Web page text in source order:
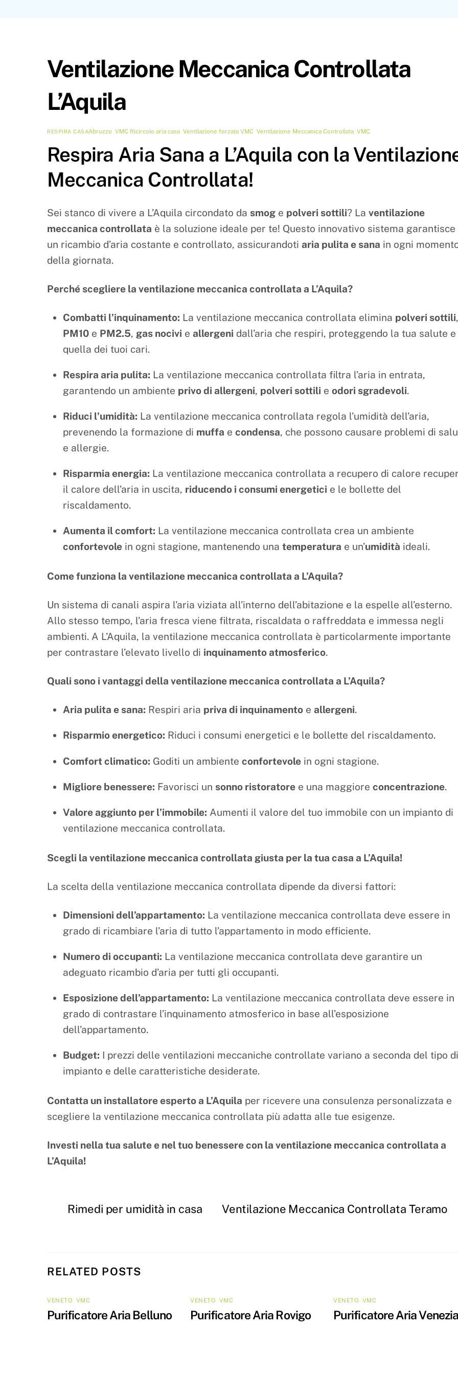
Ventilazione Meccanica Controllata
L’Aquila
RESPIRA CASAAbruzzo ,VMC Ricircolo aria casa ,Ventilazione forzata VMC ,Ventilazione Meccanica Controllata ,VMC
Respira Aria Sana a L’Aquila con la
Meccanica Controllata!
Sei stanco di vivere a L’Aquila circondato da smog e polveri sottili? La ventilazione
meccanica controllata è la soluzione ideale per te! Questo innovativo sistema garantisce
un ricambio d’aria costante e controllato, assicurandoti aria pulita e sana in ogni
della giornata.
Perché scegliere la ventilazione meccanica controllata a L’Aquila?
Combatti l’inquinamento: La ventilazione meccanica controllata elimina polveri sottili,
PM10e PM2.5, gas nocivi e allergeni dall’aria che respiri, proteggendo la tua salute e
quella dei tuoi cari.
Respira aria pulita: La ventilazione meccanica controllata filtra l’aria in entrata,
garantendo un ambiente privo di allergeni, polveri sottili e odori sgradevoli.
Riduci l’umidità: La ventilazione meccanica controllata regola l’umidità dell’aria,
prevenendo la formazione di muffa e condensa, che possono causare problemi di
e allergie.
Risparmia energia: La ventilazione meccanica controllata a recupero di calore
il calore dell’aria in uscita, riducendo i consumi energetici e le bollette del
riscaldamento.
Aumenta il comfort: La ventilazione meccanica controllata crea un ambiente
confortevolein ogni stagione, mantenendo una temperatura e un’umidità ideali.
Come funziona la ventilazione meccanica controllata a L’Aquila?
Un sistema di canali aspira l’aria viziata all’interno dell’abitazione e la espelle all’esterno.
Allo stesso tempo, l’aria fresca viene filtrata, riscaldata o raffreddata e immessa negli
ambienti. A L’Aquila, la ventilazione meccanica controllata è particolarmente importante
per contrastare l’elevato livello di inquinamento atmosferico.
Quali sono i vantaggi della ventilazione meccanica controllata a L’Aquila?
Aria pulita e sana: Respiri aria priva di inquinamentoe allergeni.
Risparmio energetico: Riduci i consumi energetici e le bollette del riscaldamento.
Comfort climatico: Goditi un ambiente confortevolein ogni stagione.
Migliore benessere: Favorisci un sonno ristoratoree una maggiore concentrazione.
Valore aggiunto per l’immobile: Aumenti il valore del tuo immobile con un impianto di
ventilazione meccanica controllata.
Scegli la ventilazione meccanica controllata giusta per la tua casa a L’Aquila!
La scelta della ventilazione meccanica controllata dipende da diversi fattori:
Dimensioni dell’appartamento: La ventilazione meccanica controllata deve essere in
grado di ricambiare l’aria di tutto l’appartamento in modo efficiente.
Numero di occupanti: La ventilazione meccanica controllata deve garantire un
adeguato ricambio d’aria per tutti gli occupanti.
Esposizione dell’appartamento: La ventilazione meccanica controllata deve essere in
grado di contrastare l’inquinamento atmosferico in base all’esposizione
dell’appartamento.
Budget: I prezzi delle ventilazioni meccaniche controllate variano a seconda del tipo di
impianto e delle caratteristiche desiderate.
Contatta un installatore esperto a L’Aquila per ricevere una consulenza personalizzata e
scegliere la ventilazione meccanica controllata più adatta alle tue esigenze.
Investi nella tua salute e nel tuo benessere con la ventilazione meccanica controllata a
L’Aquila!
Rimedi per umidità in casa Ventilazione Meccanica Controllata Teramo
RELATED POSTS
VENETO VMC
Purificatore Aria Belluno
VENETO VMC
Purificatore Aria Rovigo
VENETO VMC
Purificatore Aria Venezia